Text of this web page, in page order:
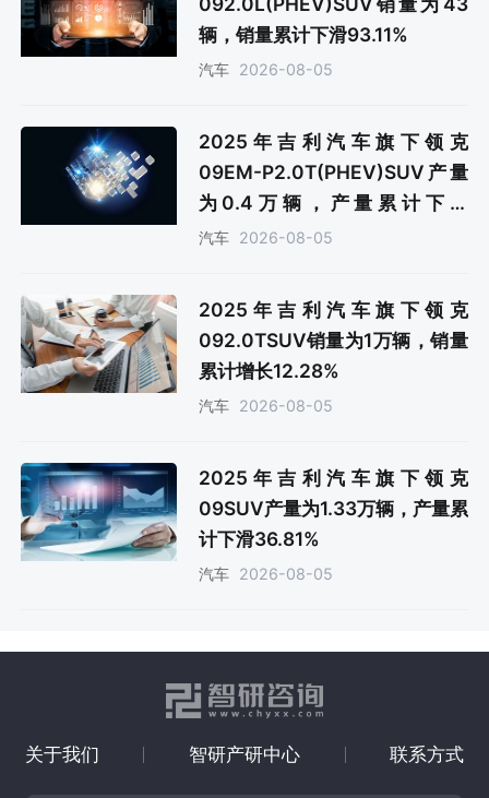
辆，销量累计下滑93.11%
汽车 2026-08-05
2025年吉利汽车旗下领克
09EM-P2.0T(PHEV)SUV产量
为0.4万辆，产量累计下滑
59.4%
汽车 2026-08-05
2025年吉利汽车旗下领克
092.0TSUV销量为1万辆，销量
累计增长12.28%
汽车 2026-08-05
2025年吉利汽车旗下领克
09SUV产量为1.33万辆，产量累
计下滑36.81%
汽车 2026-08-05
关于我们 智研产研中心 联系方式